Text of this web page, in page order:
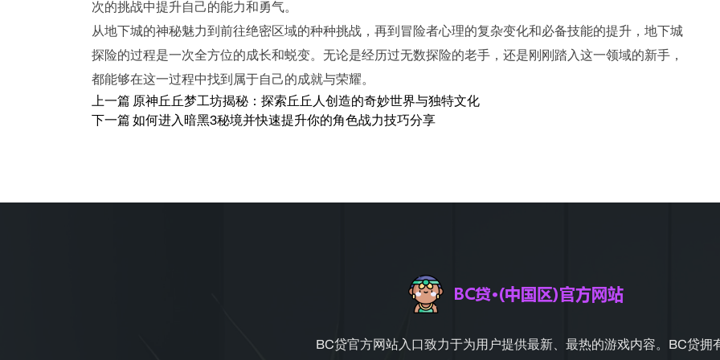
次的挑战中提升自己的能力和勇气。
从地下城的神秘魅力到前往绝密区域的种种挑战，再到冒险者心理的复杂变化和必备技能的提升，地下城
探险的过程是一次全方位的成长和蜕变。无论是经历过无数探险的老手，还是刚刚踏入这一领域的新手，
都能够在这一过程中找到属于自己的成就与荣耀。
上一篇 原神丘丘梦工坊揭秘：探索丘丘人创造的奇妙世界与独特文化
下一篇 如何进入暗黑3秘境并快速提升你的角色战力技巧分享
BC贷官方网站入口致力于为用户提供最新、最热的游戏内容。BC贷拥